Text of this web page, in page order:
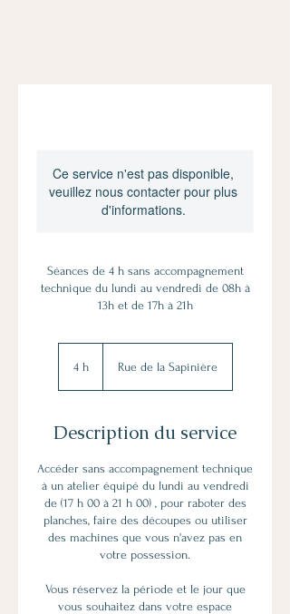
Ce service n'est pas disponible,
veuillez nous contacter pour plus
d'informations.
Séances de 4 h sans accompagnement
technique du lundi au vendredi de 08h à
13h et de 17h à 21h
4 h4
Rue de la Sapinière
Description du service
Accéder sans accompagnement technique
à un atelier équipé du lundi au vendredi
de (17 h 00 à 21 h 00) , pour raboter des
planches, faire des découpes ou utiliser
des machines que vous n'avez pas en
votre possession.
Vous réservez la période et le jour que
vous souhaitez dans votre espace